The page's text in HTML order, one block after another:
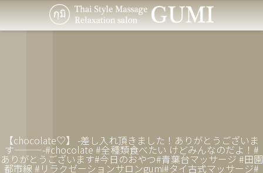
【chocolate︎♡】 -差し入れ頂きました！ありがとうございま
す———-#chocolate #全種類食べたい けどみんなのだよ！#
ありがとうございます#今日のおやつ#青葉台マッサージ #田園
都市線 #リラクゼーションサロンgumi#タイ古式マッサージ#